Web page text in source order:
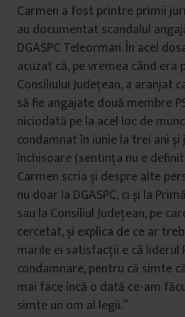
Carmen a fost printre primii
au documentat scandalul
DGASPC Teleorman. În acel
acuzat că, pe vremea când era
Consiliului Județean, a aranjat
să fie angajate două membre
niciodată pe la acel loc de
condamnat în iunie la trei ani
închisoare (sentința nu e
Carmen scria și despre alte
nu doar la DGASPC, ci și la
sau la Consiliul Județean, pe
cercetat, și explica de ce ar
marile ei satisfacții e că liderul
condamnare, pentru că simte
mai face încă o dată ce-am
simte un om al legii.”